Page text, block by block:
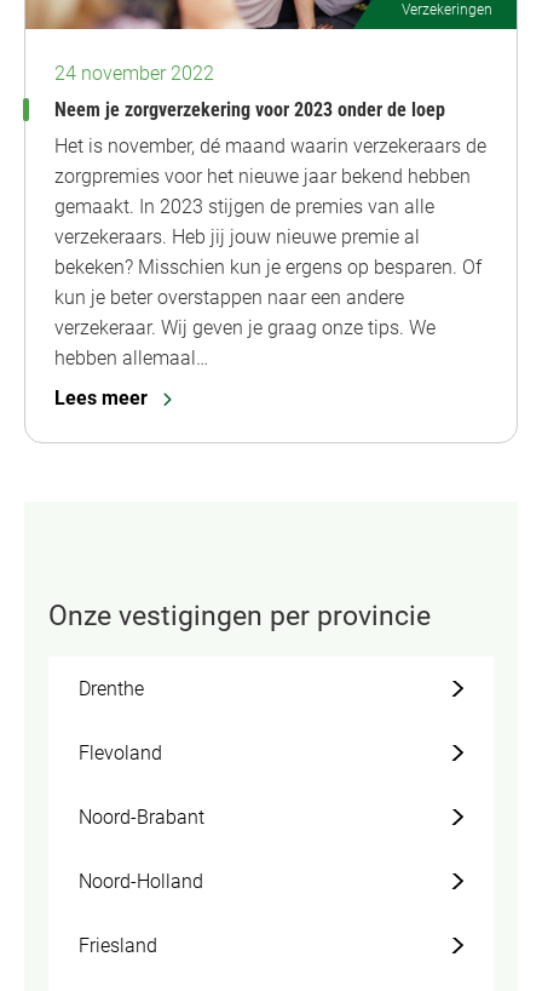
Verzekeringen
24 november 2022
Neem je zorgverzekering voor 2023 onder de loep
Het is november, dé maand waarin verzekeraars de
zorgpremies voor het nieuwe jaar bekend hebben
gemaakt. In 2023 stijgen de premies van alle
verzekeraars. Heb jij jouw nieuwe premie al
bekeken? Misschien kun je ergens op besparen. Of
kun je beter overstappen naar een andere
verzekeraar. Wij geven je graag onze tips. We
hebben allemaal…
Lees meer
Onze vestigingen per provincie
Drenthe
Flevoland
Noord-Brabant
Noord-Holland
Friesland